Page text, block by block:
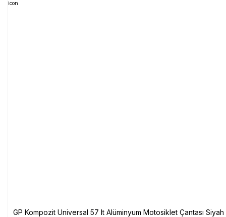
GP Kompozit Universal 57 lt Alüminyum Motosiklet Çantası Siyah